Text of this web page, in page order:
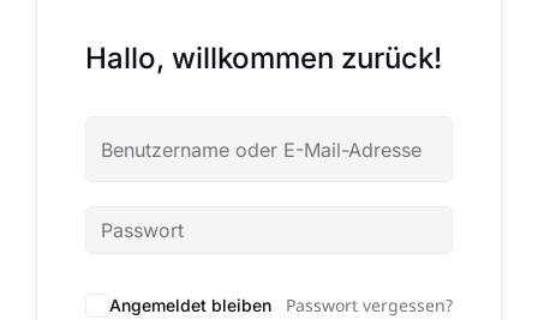
Hallo, willkommen zurück!
Angemeldet bleiben Passwort vergessen?